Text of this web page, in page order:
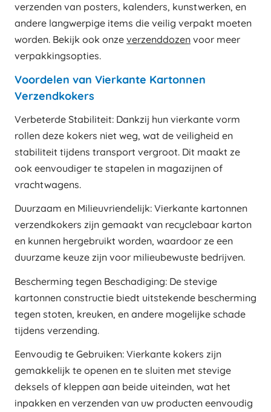
verzenden van posters, kalenders, kunstwerken, en
andere langwerpige items die veilig verpakt moeten
worden. Bekijk ook onze verzenddozen voor meer
verpakkingsopties.
Voordelen van Vierkante Kartonnen
Verzendkokers
Verbeterde Stabiliteit: Dankzij hun vierkante vorm
rollen deze kokers niet weg, wat de veiligheid en
stabiliteit tijdens transport vergroot. Dit maakt ze
ook eenvoudiger te stapelen in magazijnen of
vrachtwagens.
Duurzaam en Milieuvriendelijk: Vierkante kartonnen
verzendkokers zijn gemaakt van recyclebaar karton
en kunnen hergebruikt worden, waardoor ze een
duurzame keuze zijn voor milieubewuste bedrijven.
Bescherming tegen Beschadiging: De stevige
kartonnen constructie biedt uitstekende bescherming
tegen stoten, kreuken, en andere mogelijke schade
tijdens verzending.
Eenvoudig te Gebruiken: Vierkante kokers zijn
gemakkelijk te openen en te sluiten met stevige
deksels of kleppen aan beide uiteinden, wat het
inpakken en verzenden van uw producten eenvoudig